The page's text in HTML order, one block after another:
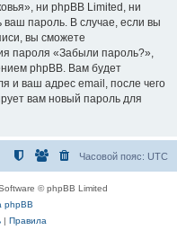
ни phpBB Limited, ни
ваш пароль. В случае, если вы
вы сможете
пароля «Забыли пароль?»,
phpBB. Вам будет
и ваш адрес email, после чего
вам новый пароль для
Часовой пояс: UTC
© phpBB Limited
phpBB
| Правила